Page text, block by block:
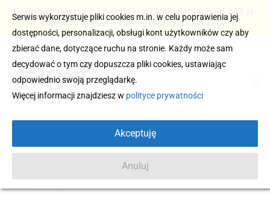
Darmowa dostawa i zwrot przy zamówieniach od 249 zł
– kup bez ryzyka → Kliknij i sprawdź szczegóły
LEN
Serwis wykorzystuje pliki cookies m.in. w celu poprawienia jej
dostępności, personalizacji, obsługi kont użytkowników czy aby
zbierać dane, dotyczące ruchu na stronie. Każdy może sam
decydować o tym czy dopuszcza pliki cookies, ustawiając
odpowiednio swoją przeglądarkę.
Więcej informacji znajdziesz w polityce prywatności
Akceptuję
Anuluj